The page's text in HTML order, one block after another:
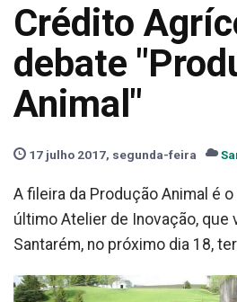
Crédito
debate
Animal"
17 julho 2017, segunda-feira
A fileira da Produção Animal é
último Atelier de Inovação, que
Santarém, no próximo dia 18,